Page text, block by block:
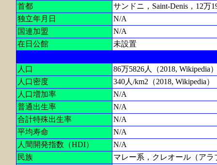
首都
サンドニ，Saint-Denis，12万
独立年月日
N/A
国連加盟
N/A
在日公館
未設置
人口
86万5826人（2018, Wikipedia
人口密度
340人/km2（2018, Wikipedia）
人口増加率
N/A
普通出生率
N/A
合計特殊出生率
N/A
平均寿命
N/A
人間開発指数（HDI）
N/A
民族
マレー系，クレオール（ア